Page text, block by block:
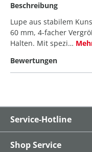
Beschreibung
Lupe aus stabilem
60 mm, 4-facher
Halten. Mit spezi…
Bewertungen
Service-Hotline
Shop Service